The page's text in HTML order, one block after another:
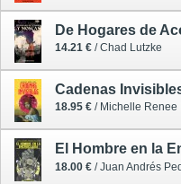
De Hogares de
14.21 € / Chad Lutzke
Cadenas
18.95 € / Michelle Renee
18.00 € / Juan Andrés